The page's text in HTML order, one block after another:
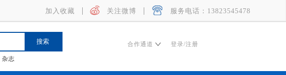
加入收藏 关注微博 服务电话：13823545478
杂志
合作通道 登录/注册